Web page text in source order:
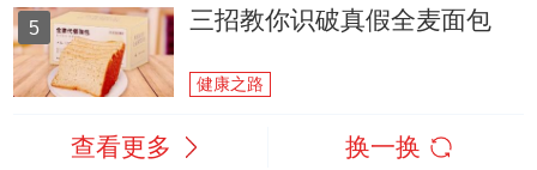
5 三招教你识破真假全麦面包
健康之路
查看更多 换一换